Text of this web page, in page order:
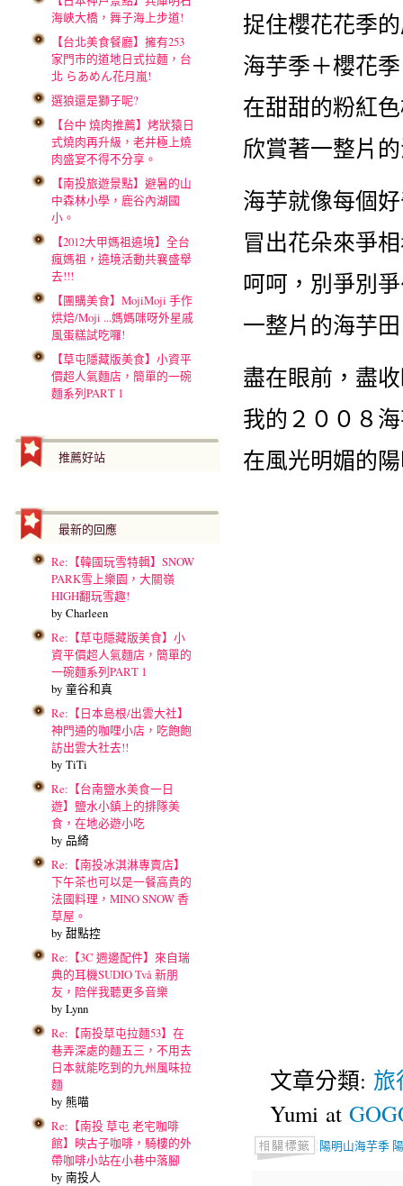
海峽大橋，舞子海上步道!
【台北美食餐廳】擁有253
家門市的道地日式拉麵，台
北 らあめん花月嵐!
選狼還是獅子呢?
【台中 燒肉推薦】烤狀猿日
式燒肉再升級，老井極上燒
肉盛宴不得不分享。
【南投旅遊景點】避暑的山
中森林小學，鹿谷內湖國
小。
【2012大甲媽祖遶境】全台
瘋媽祖，遶境活動共襄盛舉
去!!!
【團購美食】MojiMoji 手作
烘焙/Moji ...媽媽咪呀外星戚
風蛋糕試吃囉!
【草屯隱藏版美食】小資平
價超人氣麵店，簡單的一碗
麵系列PART 1
推薦好站
最新的回應
Re:【韓國玩雪特輯】SNOW
PARK雪上樂園，大關嶺
HIGH翻玩雪趣!
by Charleen
Re:【草屯隱藏版美食】小
資平價超人氣麵店，簡單的
一碗麵系列PART 1
by 童谷和真
Re:【日本島根/出雲大社】
神門通的咖哩小店，吃飽飽
訪出雲大社去!!
by TiTi
Re:【台南鹽水美食一日
遊】鹽水小鎮上的排隊美
食，在地必遊小吃
by 品綺
Re:【南投冰淇淋專賣店】
下午茶也可以是一餐高貴的
法國料理，MINO SNOW 香
草屋。
by 甜點控
Re:【3C 週邊配件】來自瑞
典的耳機SUDIO Två 新朋
友，陪伴我聽更多音樂
by Lynn
Re:【南投草屯拉麵53】在
巷弄深處的麵五三，不用去
日本就能吃到的九州風味拉
麵
by 熊喵
Re:【南投 草屯 老宅咖啡
館】映古子咖啡，騎樓的外
帶咖啡小站在小巷中落腳
by 南投人
捉住櫻花花季
海芋季＋櫻花
在甜甜的粉紅
欣賞著一整片
海芋就像每個
冒出花朵來爭
呵呵，別爭別
一整片的海芋田
盡在眼前，盡
我的２００８
在風光明媚的
文章分類: 旅
Yumi at
陽明山海芋季